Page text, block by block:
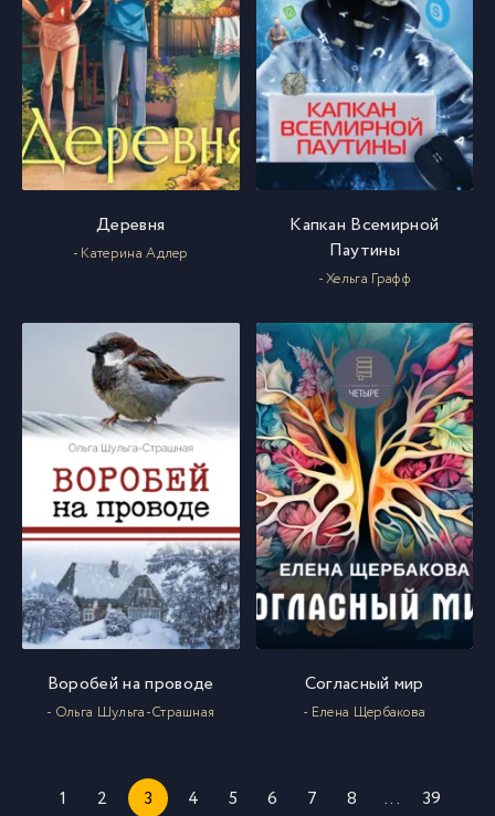
Деревня
- Катерина Адлер
Капкан Всемирной
Паутины
- Хельга Графф
Воробей на проводе
- Ольга Шульга-Страшная
Согласный мир
- Елена Щербакова
1 2 3 4 5 6 7 8 ... 39